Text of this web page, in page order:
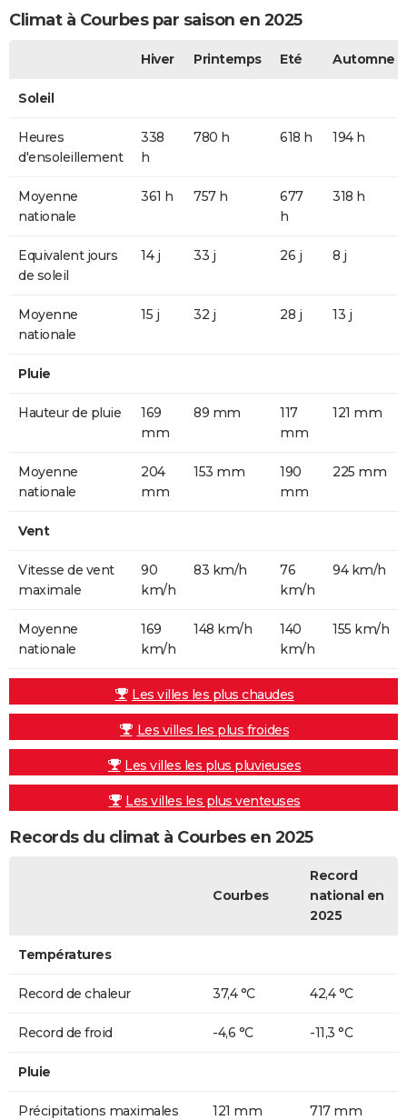
Climat à Courbes par saison en 2025
Hiver Printemps Eté Automne
Soleil
Heures
d'ensoleillement
338
h
780 h 618 h 194 h
Moyenne
nationale
361 h 757 h
677
h
318 h
Equivalent jours
de soleil
14 j 33 j 26 j 8 j
Moyenne
nationale
15 j 32 j 28 j 13 j
Pluie
Hauteur de pluie
169
mm
89 mm
117
mm
121 mm
Moyenne
nationale
204
mm
153 mm
190
mm
225 mm
Vent
Vitesse de vent
maximale
90
km/h
83 km/h
76
km/h
94 km/h
Moyenne
nationale
169
km/h
148 km/h
140
km/h
155 km/h
Les villes les plus chaudes
Les villes les plus froides
Les villes les plus pluvieuses
Les villes les plus venteuses
Records du climat à Courbes en 2025
Courbes
Record
national en
2025
Températures
Record de chaleur 37,4 °C 42,4 °C
Record de froid -4,6 °C -11,3 °C
Pluie
Précipitations maximales 121 mm 717 mm